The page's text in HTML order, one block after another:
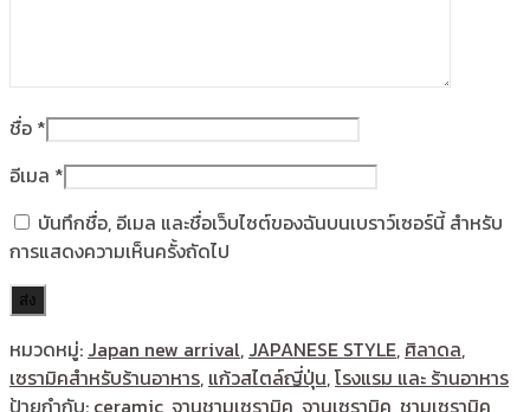
ชื่อ *
อีเมล *
บันทึกชื่อ, อีเมล และชื่อเว็บไซต์ของฉันบนเบราว์เซอร์นี้ สำหรับ
การแสดงความเห็นครั้งถัดไป
หมวดหมู่: Japan new arrival, JAPANESE STYLE, ศิลาดล,
เซรามิคสำหรับร้านอาหาร, แก้วสไตล์ญี่ปุ่น,โรงแรม และ ร้านอาหาร